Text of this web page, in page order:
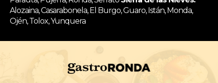
Alozaina, Casarabonela, El Burgo, Guaro, Istán, Monda,
Ojén, Tolox, Yunquera